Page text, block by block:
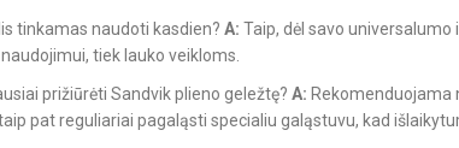
tinkamas naudoti kasdien?A: Taip, dėl savo
tiek lauko veikloms.
prižiūrėti Sandvik plieno geležtę?A: Rekomenduojama
pat reguliariai pagaląsti specialiu galąstuvu, kad